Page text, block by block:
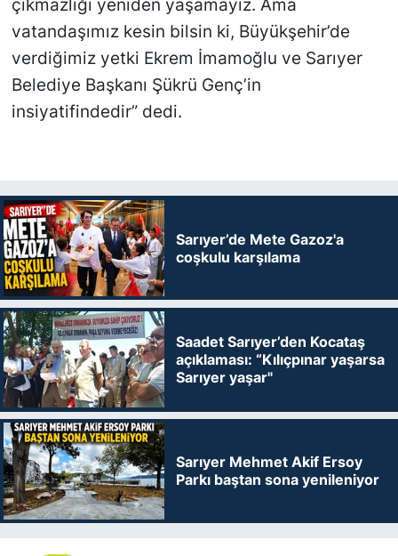
çıkmazlığı yeniden yaşamayız. Ama
vatandaşımız kesin bilsin ki, Büyükşehir’de
verdiğimiz yetki Ekrem İmamoğlu ve Sarıyer
Belediye Başkanı Şükrü Genç’in
insiyatifindedir” dedi.
Sarıyer’de Mete Gazoz'a
coşkulu karşılama
Saadet Sarıyer’den Kocataş
açıklaması: “Kılıçpınar yaşarsa
Sarıyer yaşar"
Sarıyer Mehmet Akif Ersoy
Parkı baştan sona yenileniyor